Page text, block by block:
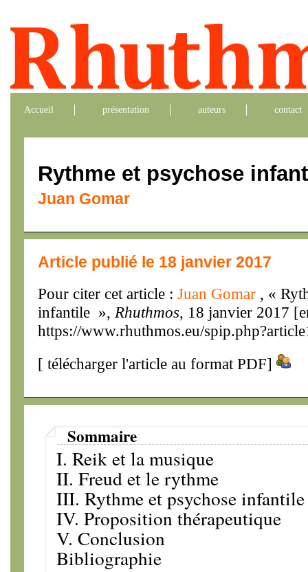
Accueil présentation auteurs contact
Rythme et psychose
Juan Gomar
Article publié le 18 janvier 2017
Pour citer cet article : Juan Gomar , «
infantile », Rhuthmos, 18 janvier 2017
https://www.rhuthmos.eu/
[ télécharger l'article au format PDF]
Sommaire
I. Reik et la musique
II. Freud et le rythme
III. Rythme et psychose infantile
IV. Proposition thérapeutique
V. Conclusion
Bibliographie